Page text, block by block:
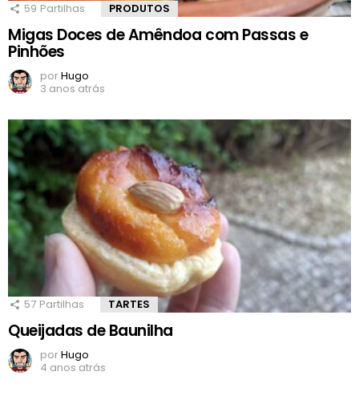
59 Partilhas PRODUTOS
Migas Doces de Amêndoa com Passas e
Pinhões
porHugo
3 anos atrás
57 Partilhas TARTES
Queijadas de Baunilha
porHugo
4 anos atrás